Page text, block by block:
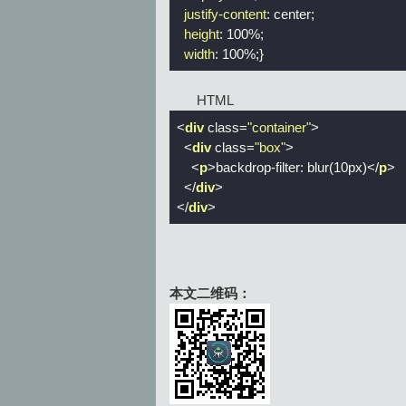
justify-content: center;
height: 100%;
width: 100%;}
HTML
<div class="container">
<div class="box">
<p>backdrop-filter: blur(10px)</p>
</div>
</div>
本文二维码：